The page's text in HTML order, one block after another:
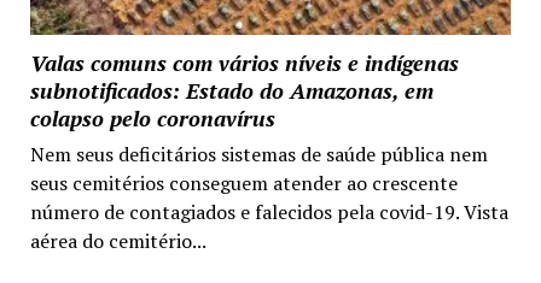
Valas comuns com vários níveis e indígenas
subnotificados: Estado do Amazonas, em
colapso pelo coronavírus
Nem seus deficitários sistemas de saúde pública nem
seus cemitérios conseguem atender ao crescente
número de contagiados e falecidos pela covid-19. Vista
aérea do cemitério...